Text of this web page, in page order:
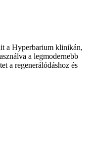
a Hyperbarium klinikán,
a legmodernebb
a regenerálódáshoz és